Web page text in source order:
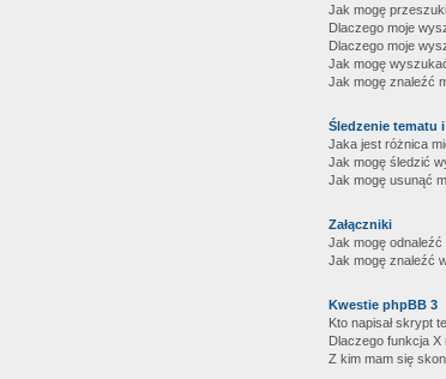
Jak mogę
Dlaczego moje
Dlaczego moje
Jak mogę
Jak mogę znaleźć
Śledzenie tematu i
Jaka jest różnica
Jak mogę śledzić
Jak mogę usunąć
Załączniki
Jak mogę odnaleźć
Jak mogę znaleźć
Kwestie phpBB 3
Kto napisał skrypt
Dlaczego funkcja X
Z kim mam się